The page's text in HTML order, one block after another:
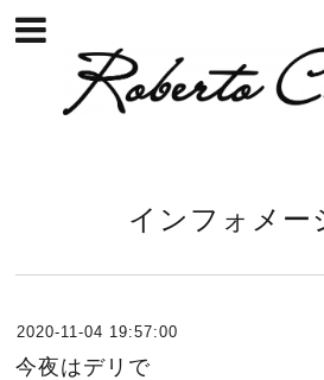
インフォメー
2020-11-04 19:57:00
今夜はデリで